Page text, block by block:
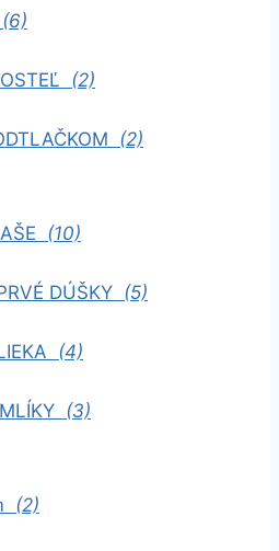
(6)
(2)
(2)
(10)
DÚŠKY (5)
(4)
(3)
(2)